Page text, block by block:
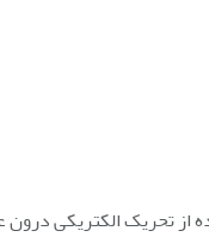
از تحریک الکتریکی